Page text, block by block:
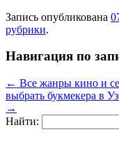
Запись опубликована
рубрики.
Навигация по
← Все жанры кино и
выбрать букмекера в
→
Найти: